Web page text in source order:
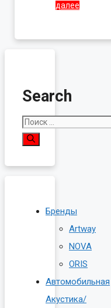
далее
Search
Поиск:
Бренды
Artway
NOVA
ORIS
Автомобильная
Акустика/